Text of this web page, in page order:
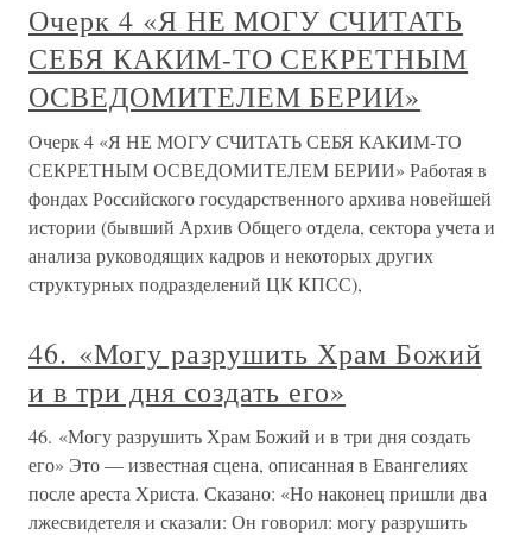
Очерк 4 «Я НЕ МОГУ СЧИТАТЬ
СЕБЯ КАКИМ-ТО СЕКРЕТНЫМ
ОСВЕДОМИТЕЛЕМ БЕРИИ»
Очерк 4 «Я НЕ МОГУ СЧИТАТЬ СЕБЯ КАКИМ-ТО
СЕКРЕТНЫМ ОСВЕДОМИТЕЛЕМ БЕРИИ» Работая в
фондах Российского государственного архива новейшей
истории (бывший Архив Общего отдела, сектора учета и
анализа руководящих кадров и некоторых других
структурных подразделений ЦК КПСС),
46. «Могу разрушить Храм Божий
и в три дня создать его»
46. «Могу разрушить Храм Божий и в три дня создать
его» Это — известная сцена, описанная в Евангелиях
после ареста Христа. Сказано: «Но наконец пришли два
лжесвидетеля и сказали: Он говорил: могу разрушить